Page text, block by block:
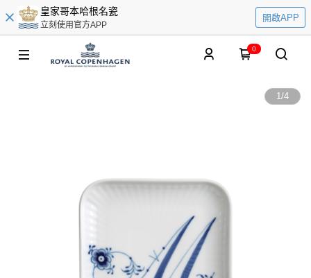
皇家哥本哈根名瓷
立刻使用官方APP
開啟APP
0
1/4